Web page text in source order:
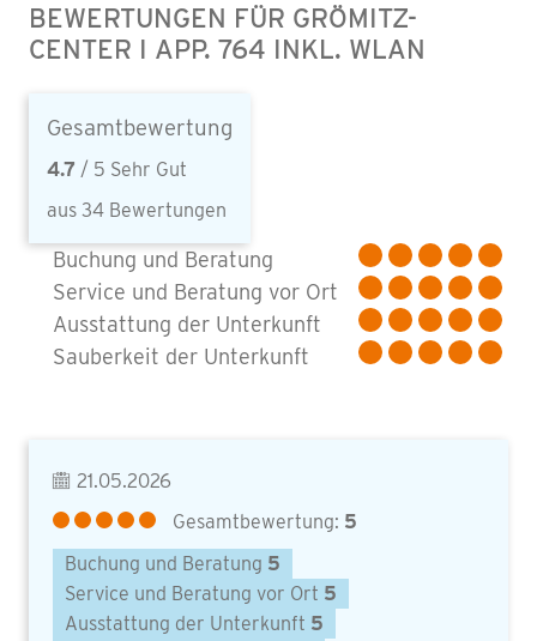
BEWERTUNGEN FÜR GRÖMITZ-
CENTER I APP. 764 INKL. WLAN
Gesamtbewertung
4.7 / 5 Sehr Gut
aus 34 Bewertungen
Buchung und Beratung
Service und Beratung vor Ort
Ausstattung der Unterkunft
Sauberkeit der Unterkunft
21.05.2026
Gesamtbewertung: 5
Buchung und Beratung 5
Service und Beratung vor Ort 5
Ausstattung der Unterkunft 5